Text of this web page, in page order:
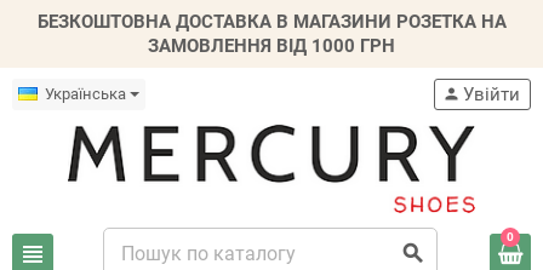
БЕЗКОШТОВНА ДОСТАВКА В МАГАЗИНИ РОЗЕТКА НА
ЗАМОВЛЕННЯ ВІД 1000 ГРН
Українська
view_headline search
person Увійти
0